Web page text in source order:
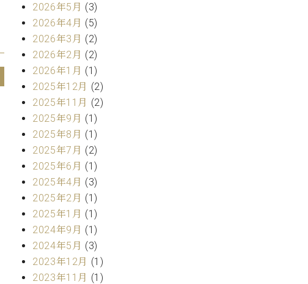
2026年5月 (3)
2026年4月 (5)
2026年3月 (2)
2026年2月 (2)
2026年1月 (1)
2025年12月 (2)
2025年11月 (2)
2025年9月 (1)
2025年8月 (1)
2025年7月 (2)
2025年6月 (1)
2025年4月 (3)
2025年2月 (1)
2025年1月 (1)
2024年9月 (1)
2024年5月 (3)
2023年12月 (1)
2023年11月 (1)